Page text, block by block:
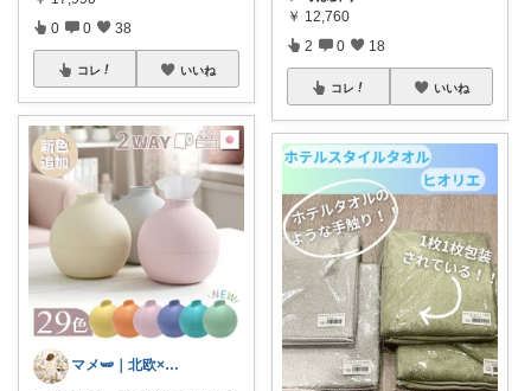
0 0 38
コレ いいね
マメ🫛｜北欧‪×家事ラク暮らし
￥ 12,760
2 0 18
コレ いいね